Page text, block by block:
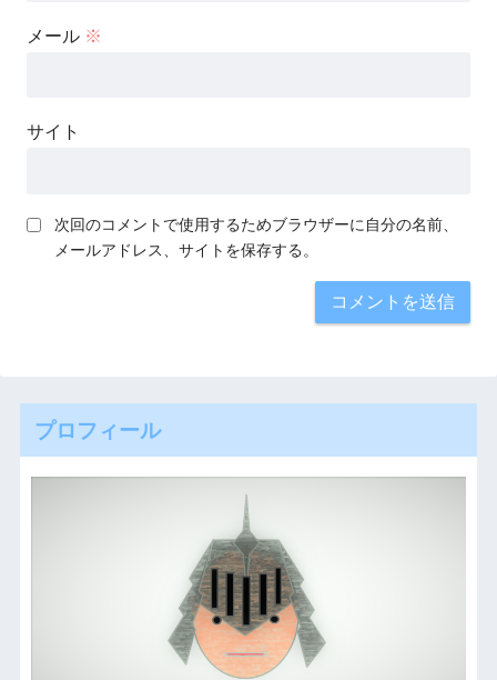
メール ※
サイト
次回のコメントで使用するためブラウザーに自分の名前、
メールアドレス、サイトを保存する。
プロフィール